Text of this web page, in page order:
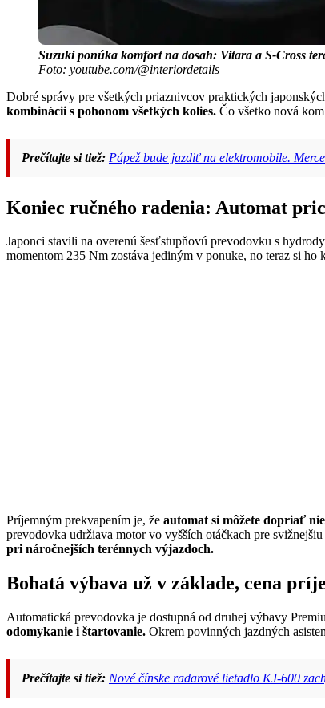
Suzuki ponúka komfort na dosah: Vitara a S-Cross
Foto: youtube.com/@interiordetails
Dobré správy pre všetkých priaznivcov praktických
kombinácii s pohonom všetkých kolies. Čo všetko nová
Prečítajte si tiež: Pápež bude jazdiť na elektromobile.
Koniec ručného radenia: Automat
Japonci stavili na overenú šesťstupňovú prevodovku s
momentom 235 Nm zostáva jediným v ponuke, no teraz si ho
Príjemným prekvapením je, že automat si môžete dopriať
prevodovka udržiava motor vo vyšších otáčkach pre
pri náročnejších terénnych výjazdoch.
Bohatá výbava už v základe, cena
Automatická prevodovka je dostupná od druhej výbavy
odomykanie i štartovanie. Okrem povinných jazdných
Prečítajte si tiež: Nové čínske radarové lietadlo KJ-600